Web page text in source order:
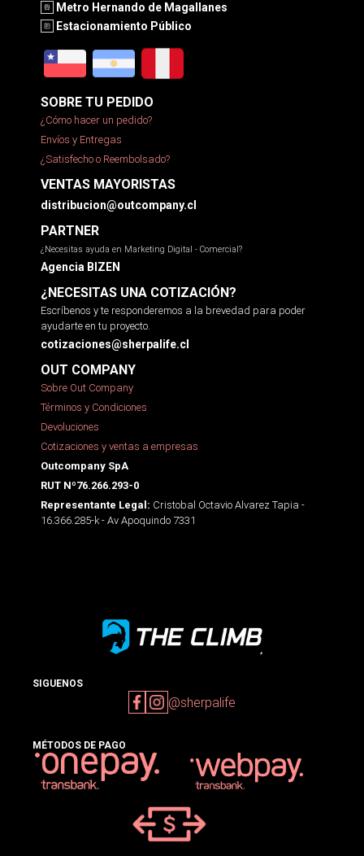
Metro Hernando de Magallanes
Estacionamiento Público
SOBRE TU PEDIDO
¿Cómo hacer un pedido?
Envíos y Entregas
¿Satisfecho o Reembolsado?
VENTAS MAYORISTAS
distribucion@outcompany.cl
PARTNER
¿Necesitas ayuda en Marketing Digital - Comercial?
Agencia BIZEN
¿NECESITAS UNA COTIZACIÓN?
Escríbenos y te responderemos a la brevedad para poder
ayudarte en tu proyecto.
cotizaciones@sherpalife.cl
OUT COMPANY
Sobre Out Company
Términos y Condiciones
Devoluciones
Cotizaciones y ventas a empresas
Outcompany SpA
RUT Nº76.266.293-0
Representante Legal: Cristobal Octavio Alvarez Tapia -
16.366.285-k - Av Apoquindo 7331
SIGUENOS
@sherpalife
MÉTODOS DE PAGO